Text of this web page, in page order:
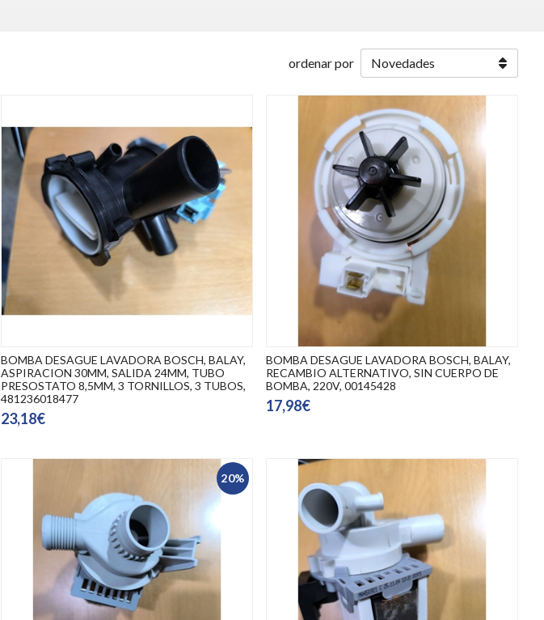
ordenar por
BOMBA DESAGUE LAVADORA BOSCH, BALAY,
ASPIRACION 30MM, SALIDA 24MM, TUBO
PRESOSTATO 8,5MM, 3 TORNILLOS, 3 TUBOS,
481236018477
23,18€
BOMBA DESAGUE LAVADORA BOSCH, BALAY,
RECAMBIO ALTERNATIVO, SIN CUERPO DE
BOMBA, 220V, 00145428
17,98€
20%